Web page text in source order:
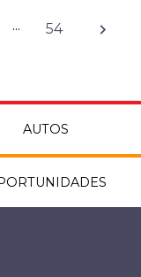
... 54
AUTOS